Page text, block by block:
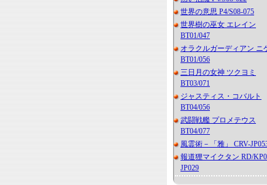
世界の意思 P4/S08-075
世界樹の巫女 エレイン
BT01/047
オラクルガーディアン ニ
BT01/056
三日月の女神 ツクヨミ
BT03/071
ジャスティス・コバルト
BT04/056
武闘戦艦 プロメテウス
BT04/077
風霊術－「雅」 CRV-
報道狸マイクタン RD/
JP029